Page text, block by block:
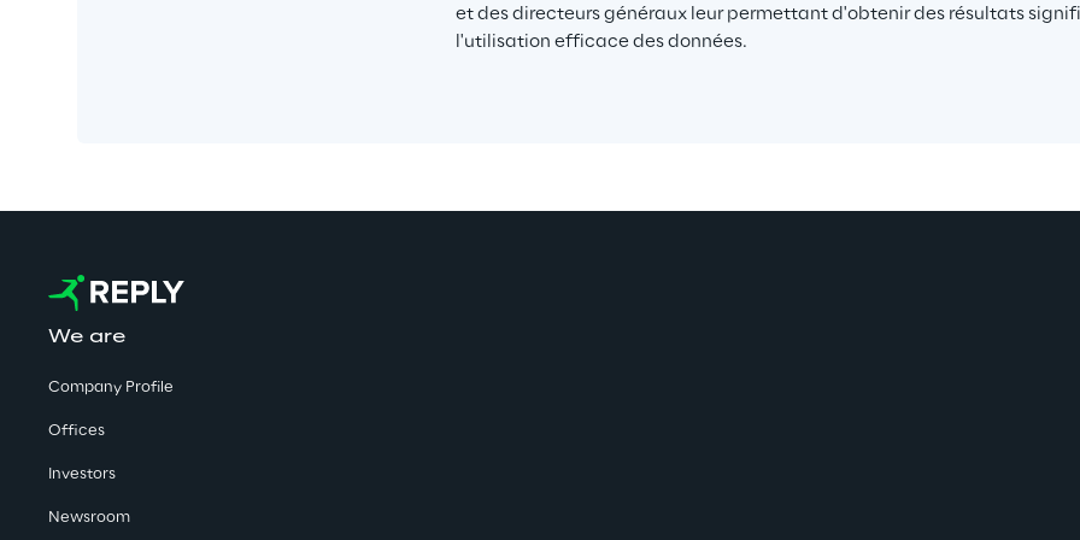
et des directeurs généraux leur permettant d'obtenir des résultats
l'utilisation efficace des données.
We are
Company Profile
Offices
Investors
Newsroom